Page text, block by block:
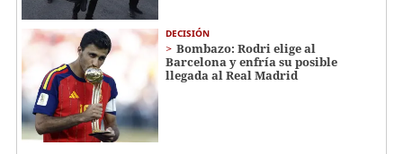
DECISIÓN
Bombazo: Rodri elige al
Barcelona y enfría su posible
llegada al Real Madrid